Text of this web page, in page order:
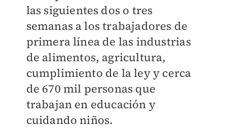
las siguientes dos o tres
semanas a los trabajadores de
primera línea de las industrias
de alimentos, agricultura,
cumplimiento de la ley y cerca
de 670 mil personas que
trabajan en educación y
cuidando niños.